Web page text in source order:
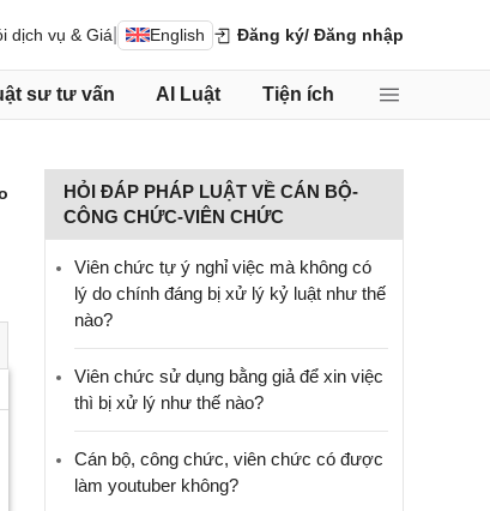
dịch vụ & Giá English Đăng ký/ Đăng nhập
sư tư vấn AI Luật Tiện ích
HỎI ĐÁP PHÁP LUẬT VỀ CÁN BỘ-
CÔNG CHỨC-VIÊN CHỨC
Viên chức tự ý nghỉ việc mà không có
lý do chính đáng bị xử lý kỷ luật như thế
nào?
Viên chức sử dụng bằng giả để xin việc
thì bị xử lý như thế nào?
Cán bộ, công chức, viên chức có được
làm youtuber không?